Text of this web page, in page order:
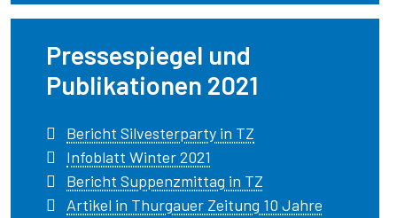
Pressespiegel und
Publikationen 2021
Bericht Silvesterparty in TZ
Infoblatt Winter 2021
Bericht Suppenzmittag in TZ
Artikel in Thurgauer Zeitung 10 Jahre